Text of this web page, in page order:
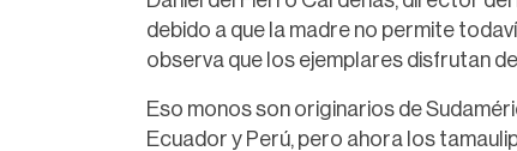
debido a que la madre no permite
observa que los ejemplares disfrutan
Eso monos son originarios de
Ecuador y Perú, pero ahora los